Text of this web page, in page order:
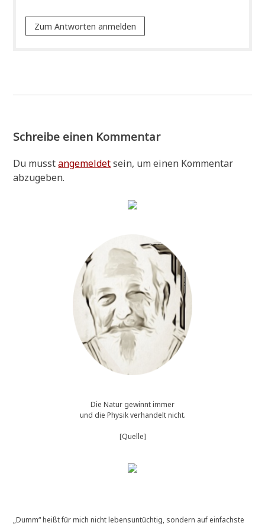
Zum Antworten anmelden
Schreibe einen Kommentar
Du musstangemeldetsein, um einen Kommentar
abzugeben.
Die Natur gewinnt immer
und die Physik verhandelt nicht.
[Quelle]
„Dumm“ heißt für mich nicht lebensuntüchtig, sondern auf einfachste